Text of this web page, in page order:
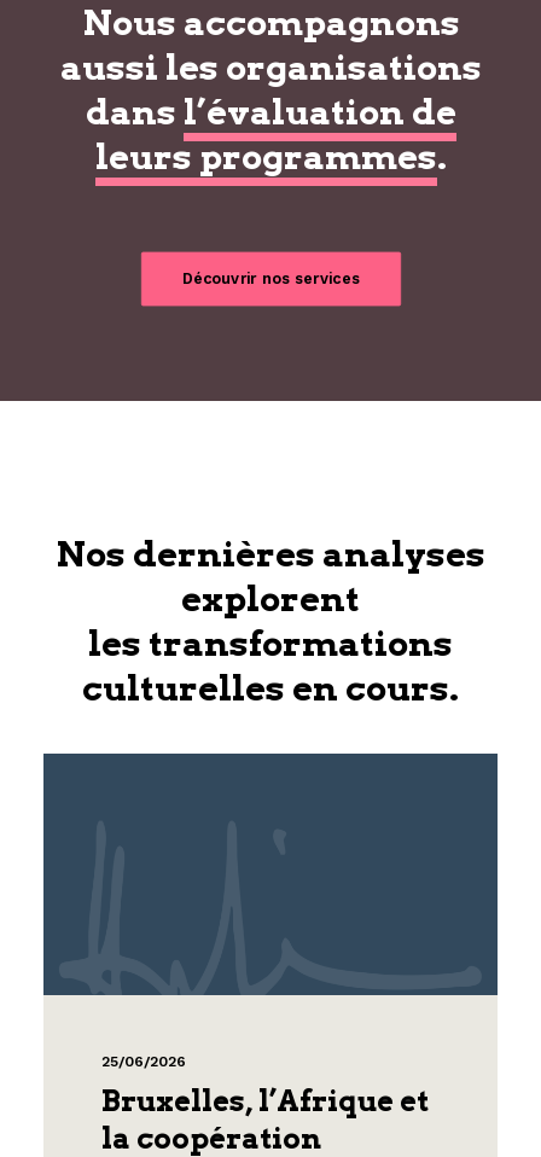
Nous accompagnons
aussi les organisations
dans l’évaluation de
leurs programmes.
Découvrir nos services
Nos dernières analyses
explorent
les transformations
culturelles en cours.
25/06/2026
Bruxelles, l’Afrique et
la coopération